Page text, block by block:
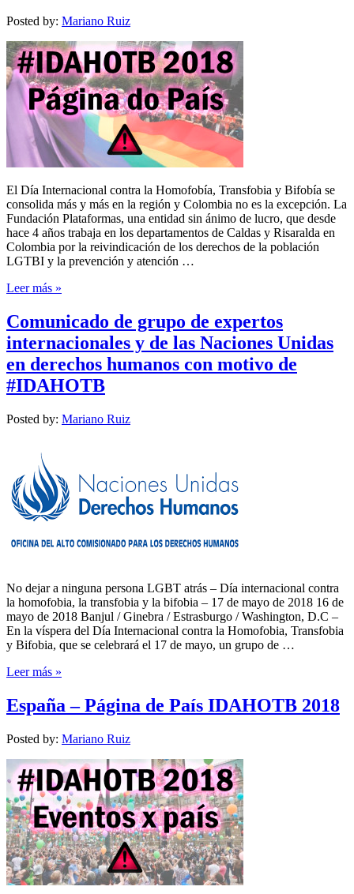
Posted by: Mariano Ruiz
El Día Internacional contra la Homofobía, Transfobia y Bifobía se
consolida más y más en la región y Colombia no es la excepción. La
Fundación Plataformas, una entidad sin ánimo de lucro, que desde
hace 4 años trabaja en los departamentos de Caldas y Risaralda en
Colombia por la reivindicación de los derechos de la población
LGTBI y la prevención y atención …
Leer más »
Comunicado de grupo de expertos
internacionales y de las Naciones Unidas
en derechos humanos con motivo de
#IDAHOTB
Posted by: Mariano Ruiz
No dejar a ninguna persona LGBT atrás – Día internacional contra
la homofobia, la transfobia y la bifobia – 17 de mayo de 2018 16 de
mayo de 2018 Banjul / Ginebra / Estrasburgo / Washington, D.C –
En la víspera del Día Internacional contra la Homofobia, Transfobia
y Bifobia, que se celebrará el 17 de mayo, un grupo de …
Leer más »
España – Página de País IDAHOTB 2018
Posted by: Mariano Ruiz